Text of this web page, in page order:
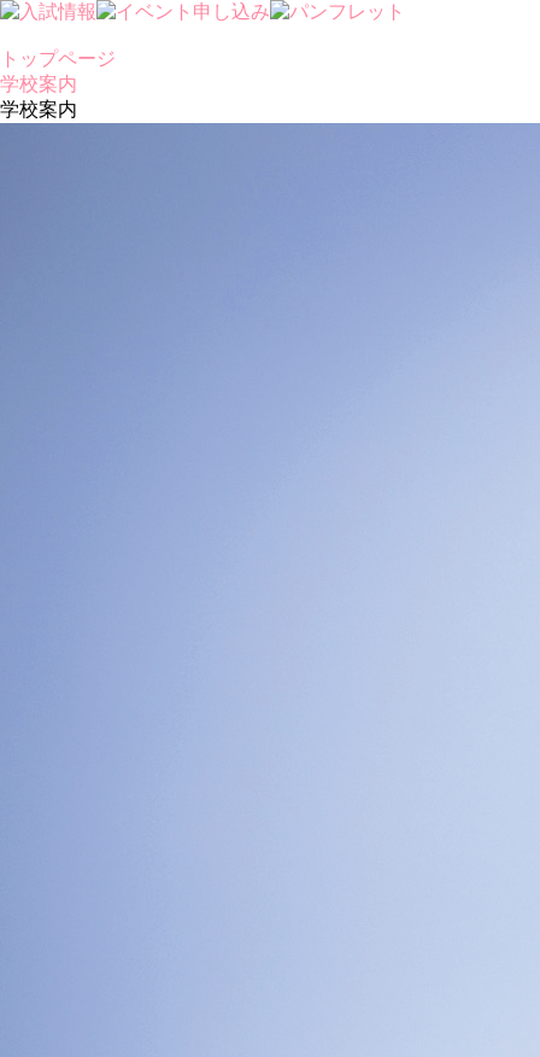
トップページ
学校案内
学校案内